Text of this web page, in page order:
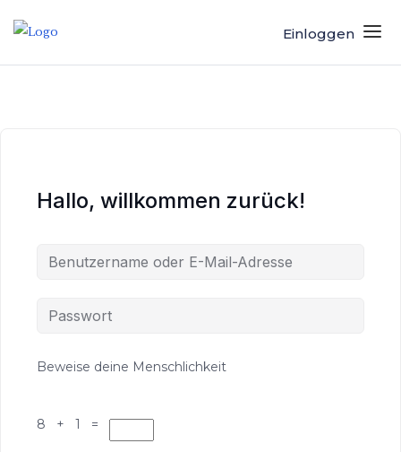
Einloggen
Hallo, willkommen zurück!
Beweise deine Menschlichkeit
8 + 1 =